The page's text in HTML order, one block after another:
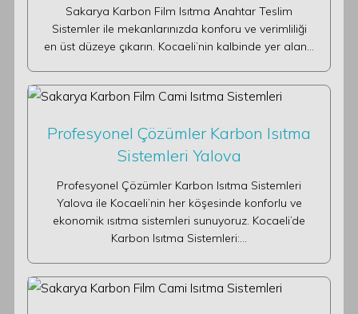
Sakarya Karbon Film Isıtma Anahtar Teslim
Sistemler ile mekanlarınızda konforu ve verimliliği
en üst düzeye çıkarın. Kocaeli’nin kalbinde yer alan…
Profesyonel Çözümler Karbon Isıtma
Sistemleri Yalova
Profesyonel Çözümler Karbon Isıtma Sistemleri
Yalova ile Kocaeli’nin her köşesinde konforlu ve
ekonomik ısıtma sistemleri sunuyoruz. Kocaeli’de
Karbon Isıtma Sistemleri:…